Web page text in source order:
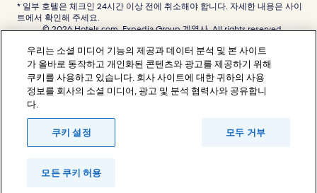
* 일부 호텔은 체크인 24시간 이상 전에 취소해야 합니다. 자세한 내용은 사이
트에서 확인해 주세요.
© 2026 Hotels.com, Expedia Group 계열사. All rights reserved.
LP의 상표 또는 등록 상표입니다. 기타 모든 상표는 해당 소유권자의 자산입니
분쟁 해결: 전화: 82-3480-0145, 이메일: CS@koreasupport.hotels.com
트래블파트너익스체인지코리아 주식회사. 사업자등록번호: 821-88-01025
익스피디아트래블코리아 주식회사, 서울특별시 종로구 종로5길 7(청진동). 사
업자등록번호: 724-86-00245.
관광사업자등록번호: 제2016-000008호, 통신판매업신고번호: 2015-서울종
로-1091, 대표이사: 정경륜
우리는 소셜 미디어 기능의 제공과 데이터 분석 및 본 사이트
가 올바로 동작하고 개인화된 콘텐츠와 광고를 제공하기 위해
쿠키를 사용하고 있습니다. 회사 사이트에 대한 귀하의 사용
정보를 회사의 소셜 미디어, 광고 및 분석 협력사와 공유합니
다.
쿠키 설정 모두 거부
모든 쿠키 허용